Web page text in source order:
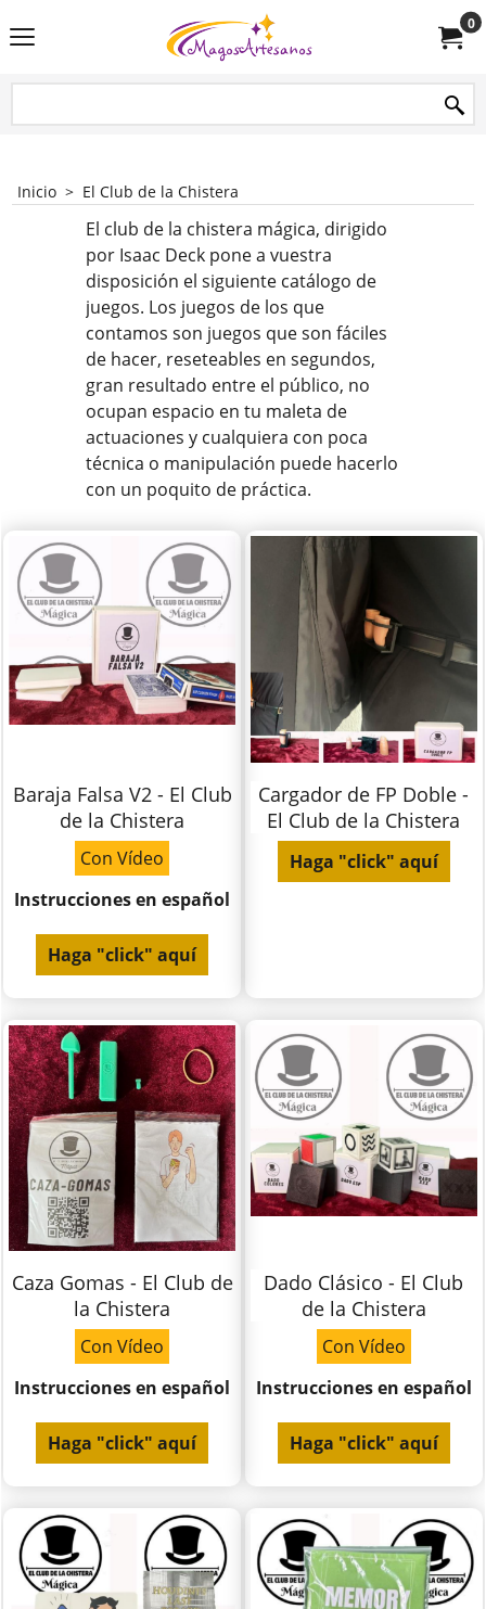
0
Inicio > El Club de la Chistera
El club de la chistera mágica, dirigido
por Isaac Deck pone a vuestra
disposición el siguiente catálogo de
juegos. Los juegos de los que
contamos son juegos que son fáciles
de hacer, reseteables en segundos,
gran resultado entre el público, no
ocupan espacio en tu maleta de
actuaciones y cualquiera con poca
técnica o manipulación puede hacerlo
con un poquito de práctica.
Baraja Falsa V2 - El Club
de la Chistera
Con Vídeo
Instrucciones en español
Haga "click" aquí
Cargador de FP Doble -
El Club de la Chistera
Haga "click" aquí
Caza Gomas - El Club de
la Chistera
Con Vídeo
Instrucciones en español
Haga "click" aquí
Dado Clásico - El Club
de la Chistera
Con Vídeo
Instrucciones en español
Haga "click" aquí